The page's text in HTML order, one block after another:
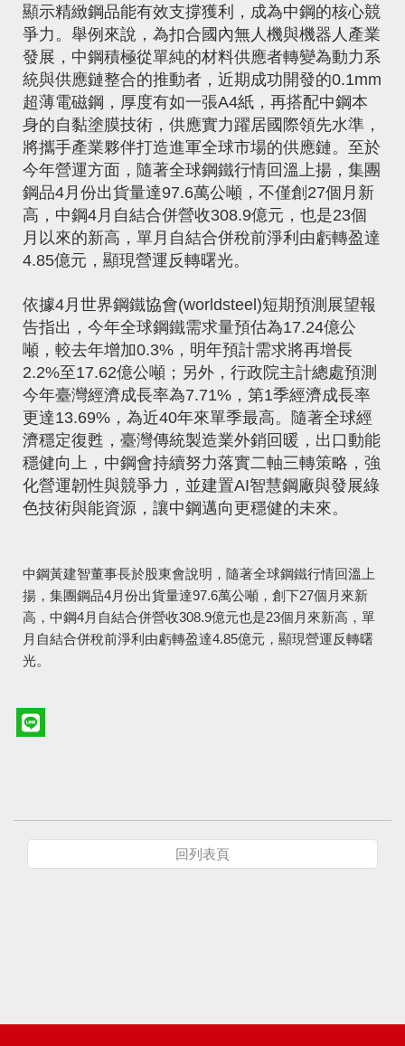
顯示精緻鋼品能有效支撐獲利，成為中鋼的核心競
爭力。舉例來說，為扣合國內無人機與機器人產業
發展，中鋼積極從單純的材料供應者轉變為動力系
統與供應鏈整合的推動者，近期成功開發的0.1mm
超薄電磁鋼，厚度有如一張A4紙，再搭配中鋼本
身的自黏塗膜技術，供應實力躍居國際領先水準，
將攜手產業夥伴打造進軍全球市場的供應鏈。至於
今年營運方面，隨著全球鋼鐵行情回溫上揚，集團
鋼品4月份出貨量達97.6萬公噸，不僅創27個月新
高，中鋼4月自結合併營收308.9億元，也是23個
月以來的新高，單月自結合併稅前淨利由虧轉盈達
4.85億元，顯現營運反轉曙光。
依據4月世界鋼鐵協會(worldsteel)短期預測展望報
告指出，今年全球鋼鐵需求量預估為17.24億公
噸，較去年增加0.3%，明年預計需求將再增長
2.2%至17.62億公噸；另外，行政院主計總處預測
今年臺灣經濟成長率為7.71%，第1季經濟成長率
更達13.69%，為近40年來單季最高。隨著全球經
濟穩定復甦，臺灣傳統製造業外銷回暖，出口動能
穩健向上，中鋼會持續努力落實二軸三轉策略，強
化營運韌性與競爭力，並建置AI智慧鋼廠與發展綠
色技術與能資源，讓中鋼邁向更穩健的未來。
中鋼黃建智董事長於股東會說明，隨著全球鋼鐵行情回溫上
揚，集團鋼品4月份出貨量達97.6萬公噸，創下27個月來新
高，中鋼4月自結合併營收308.9億元也是23個月來新高，單
月自結合併稅前淨利由虧轉盈達4.85億元，顯現營運反轉曙
光。
回列表頁